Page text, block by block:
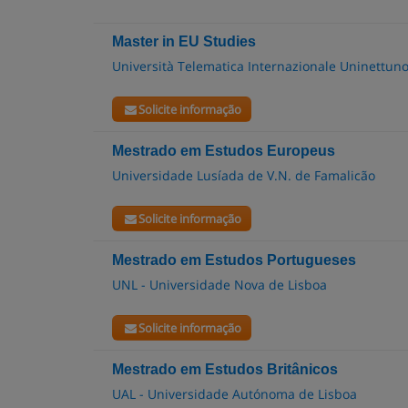
Master in EU Studies
Università Telematica Internazionale Uninettuno
Solicite informação
Mestrado em Estudos Europeus
Universidade Lusíada de V.N. de Famalicão
Solicite informação
Mestrado em Estudos Portugueses
UNL - Universidade Nova de Lisboa
Solicite informação
Mestrado em Estudos Britânicos
UAL - Universidade Autónoma de Lisboa